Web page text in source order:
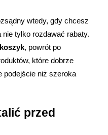
wtedy, gdy chcesz
tylko rozdawać rabaty.
, powrót po
które dobrze
podejście niż szeroka
przed